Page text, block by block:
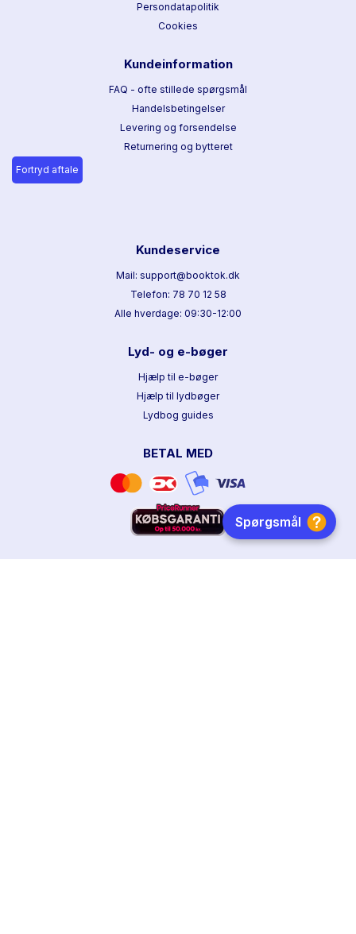
Persondatapolitik
Cookies
Kundeinformation
FAQ - ofte stillede spørgsmål
Handelsbetingelser
Levering og forsendelse
Returnering og bytteret
Fortryd aftale
Kundeservice
Mail: support@booktok.dk
Telefon: 78 70 12 58
Alle hverdage: 09:30-12:00
Lyd- og e-bøger
Hjælp til e-bøger
Hjælp til lydbøger
Lydbog guides
BETAL MED